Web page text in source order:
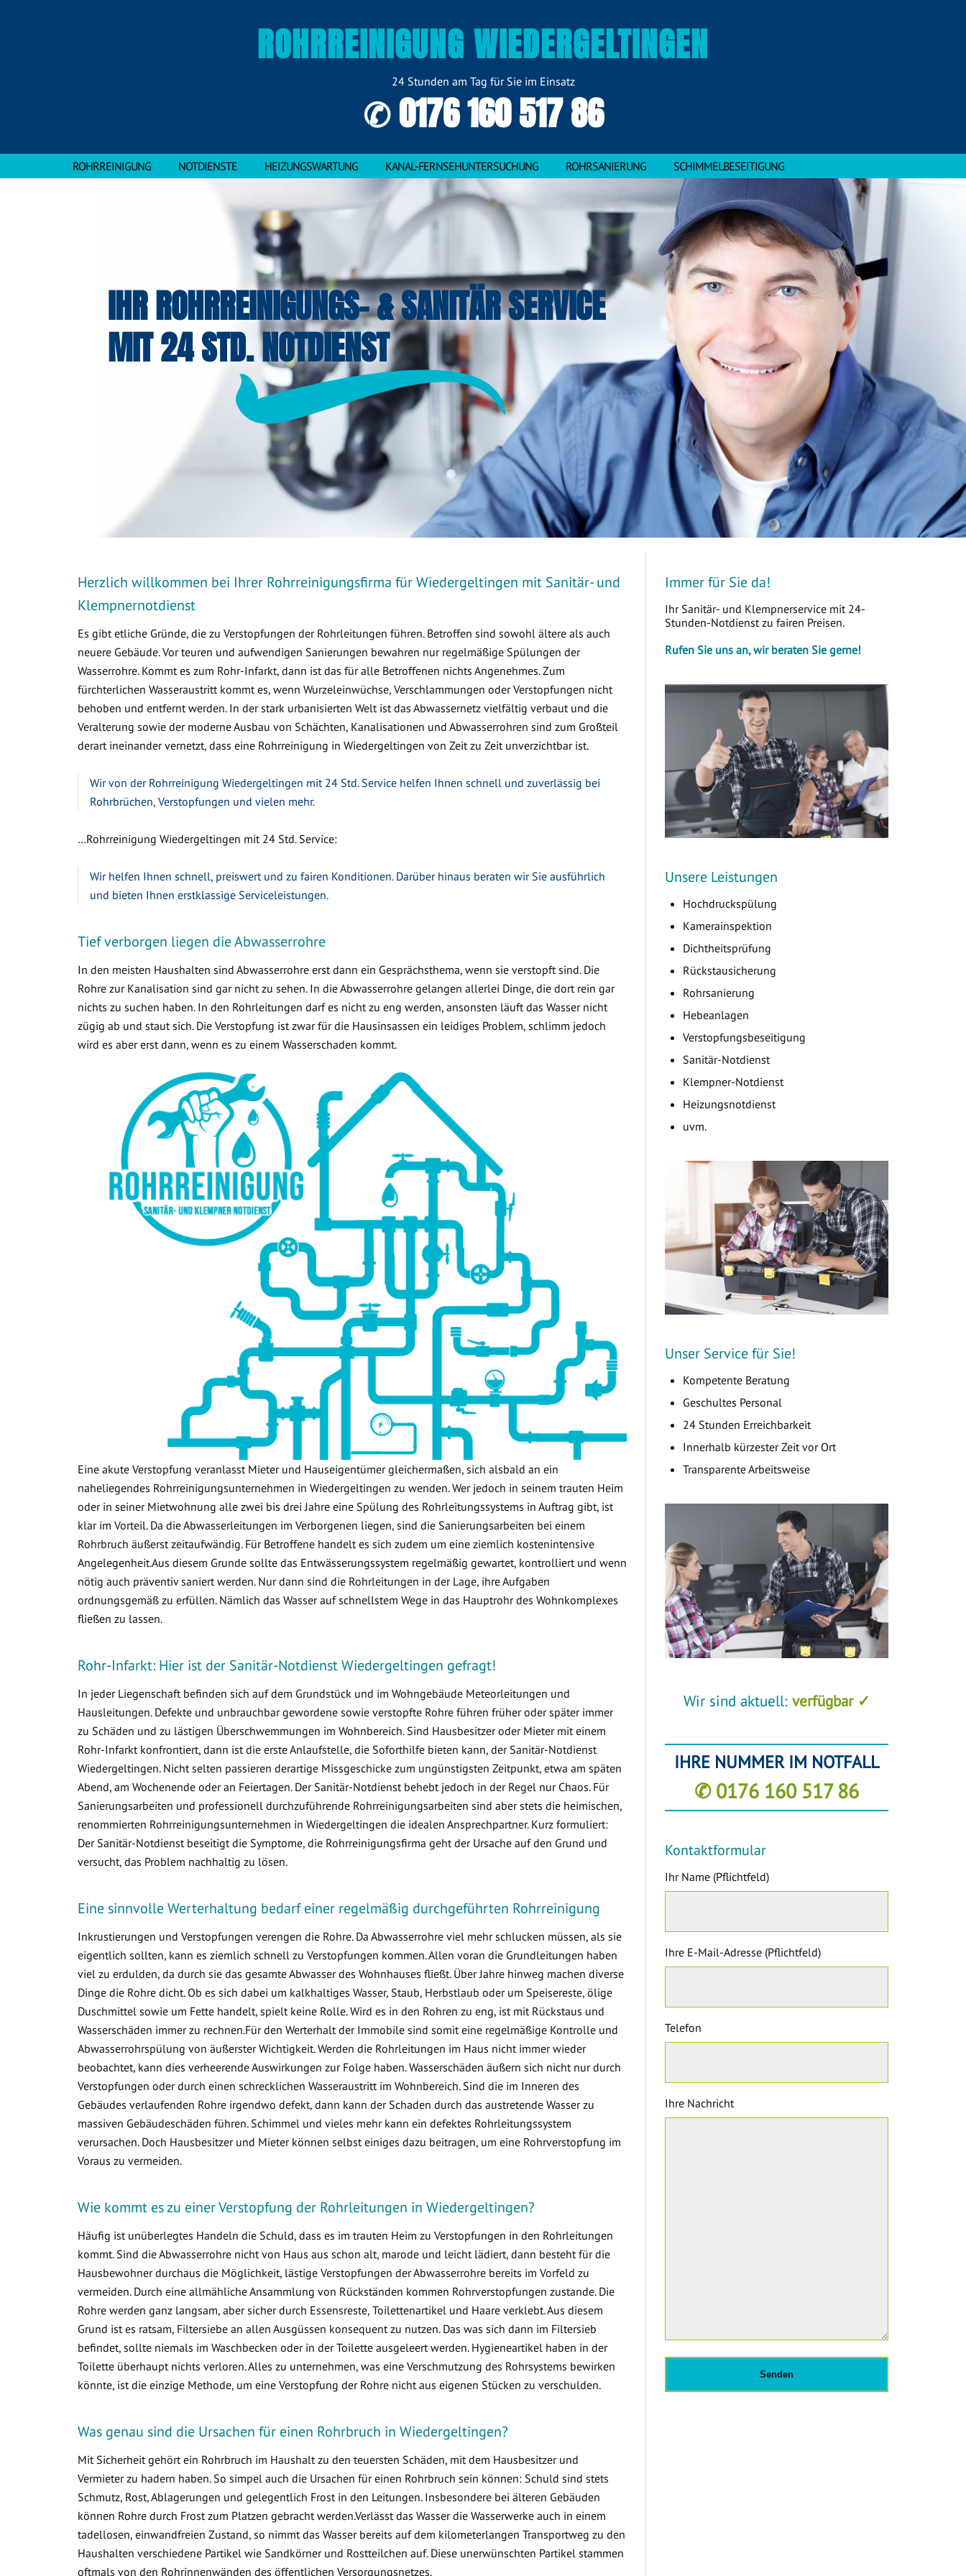
ROHRREINIGUNG WIEDERGELTINGEN
24 Stunden am Tag für Sie im Einsatz
✆ 0176 160 517 86
ROHRREINIGUNG NOTDIENSTE HEIZUNGSWARTUNG KANAL-FERNSEHUNTERSUCHUNG ROHRSANIERUNG SCHIMMELBESEITIGUNG
IHR ROHRREINIGUNGS- & SANITÄR SERVICE
MIT 24 STD. NOTDIENST
Herzlich willkommen bei Ihrer Rohrreinigungsfirma für Wiedergeltingen mit Sanitär- und
Klempnernotdienst
Es gibt etliche Gründe, die zu Verstopfungen der Rohrleitungen führen. Betroffen sind sowohl ältere als auch
neuere Gebäude. Vor teuren und aufwendigen Sanierungen bewahren nur regelmäßige Spülungen der
Wasserrohre. Kommt es zum Rohr-Infarkt, dann ist das für alle Betroffenen nichts Angenehmes. Zum
fürchterlichen Wasseraustritt kommt es, wenn Wurzeleinwüchse, Verschlammungen oder Verstopfungen nicht
behoben und entfernt werden. In der stark urbanisierten Welt ist das Abwassernetz vielfältig verbaut und die
Veralterung sowie der moderne Ausbau von Schächten, Kanalisationen und Abwasserrohren sind zum Großteil
derart ineinander vernetzt, dass eine Rohrreinigung in Wiedergeltingen von Zeit zu Zeit unverzichtbar ist.
Wir von der Rohrreinigung Wiedergeltingen mit 24 Std. Service helfen Ihnen schnell und zuverlässig bei
Rohrbrüchen, Verstopfungen und vielen mehr.
…Rohrreinigung Wiedergeltingen mit 24 Std. Service:
Wir helfen Ihnen schnell, preiswert und zu fairen Konditionen. Darüber hinaus beraten wir Sie ausführlich
und bieten Ihnen erstklassige Serviceleistungen.
Tief verborgen liegen die Abwasserrohre
In den meisten Haushalten sind Abwasserrohre erst dann ein Gesprächsthema, wenn sie verstopft sind. Die
Rohre zur Kanalisation sind gar nicht zu sehen. In die Abwasserrohre gelangen allerlei Dinge, die dort rein gar
nichts zu suchen haben. In den Rohrleitungen darf es nicht zu eng werden, ansonsten läuft das Wasser nicht
zügig ab und staut sich. Die Verstopfung ist zwar für die Hausinsassen ein leidiges Problem, schlimm jedoch
wird es aber erst dann, wenn es zu einem Wasserschaden kommt.
Eine akute Verstopfung veranlasst Mieter und Hauseigentümer gleichermaßen, sich alsbald an ein
naheliegendes Rohrreinigungsunternehmen in Wiedergeltingen zu wenden. Wer jedoch in seinem trauten Heim
oder in seiner Mietwohnung alle zwei bis drei Jahre eine Spülung des Rohrleitungssystems in Auftrag gibt, ist
klar im Vorteil. Da die Abwasserleitungen im Verborgenen liegen, sind die Sanierungsarbeiten bei einem
Rohrbruch äußerst zeitaufwändig. Für Betroffene handelt es sich zudem um eine ziemlich kostenintensive
Angelegenheit.Aus diesem Grunde sollte das Entwässerungssystem regelmäßig gewartet, kontrolliert und wenn
nötig auch präventiv saniert werden. Nur dann sind die Rohrleitungen in der Lage, ihre Aufgaben
ordnungsgemäß zu erfüllen. Nämlich das Wasser auf schnellstem Wege in das Hauptrohr des Wohnkomplexes
fließen zu lassen.
Rohr-Infarkt: Hier ist der Sanitär-Notdienst Wiedergeltingen gefragt!
In jeder Liegenschaft befinden sich auf dem Grundstück und im Wohngebäude Meteorleitungen und
Hausleitungen. Defekte und unbrauchbar gewordene sowie verstopfte Rohre führen früher oder später immer
zu Schäden und zu lästigen Überschwemmungen im Wohnbereich. Sind Hausbesitzer oder Mieter mit einem
Rohr-Infarkt konfrontiert, dann ist die erste Anlaufstelle, die Soforthilfe bieten kann, der Sanitär-Notdienst
Wiedergeltingen. Nicht selten passieren derartige Missgeschicke zum ungünstigsten Zeitpunkt, etwa am späten
Abend, am Wochenende oder an Feiertagen. Der Sanitär-Notdienst behebt jedoch in der Regel nur Chaos. Für
Sanierungsarbeiten und professionell durchzuführende Rohrreinigungsarbeiten sind aber stets die heimischen,
renommierten Rohrreinigungsunternehmen in Wiedergeltingen die idealen Ansprechpartner. Kurz formuliert:
Der Sanitär-Notdienst beseitigt die Symptome, die Rohrreinigungsfirma geht der Ursache auf den Grund und
versucht, das Problem nachhaltig zu lösen.
Eine sinnvolle Werterhaltung bedarf einer regelmäßig durchgeführten Rohrreinigung
Inkrustierungen und Verstopfungen verengen die Rohre. Da Abwasserrohre viel mehr schlucken müssen, als sie
eigentlich sollten, kann es ziemlich schnell zu Verstopfungen kommen. Allen voran die Grundleitungen haben
viel zu erdulden, da durch sie das gesamte Abwasser des Wohnhauses fließt. Über Jahre hinweg machen diverse
Dinge die Rohre dicht. Ob es sich dabei um kalkhaltiges Wasser, Staub, Herbstlaub oder um Speisereste, ölige
Duschmittel sowie um Fette handelt, spielt keine Rolle. Wird es in den Rohren zu eng, ist mit Rückstaus und
Wasserschäden immer zu rechnen.Für den Werterhalt der Immobile sind somit eine regelmäßige Kontrolle und
Abwasserrohrspülung von äußerster Wichtigkeit. Werden die Rohrleitungen im Haus nicht immer wieder
beobachtet, kann dies verheerende Auswirkungen zur Folge haben. Wasserschäden äußern sich nicht nur durch
Verstopfungen oder durch einen schrecklichen Wasseraustritt im Wohnbereich. Sind die im Inneren des
Gebäudes verlaufenden Rohre irgendwo defekt, dann kann der Schaden durch das austretende Wasser zu
massiven Gebäudeschäden führen. Schimmel und vieles mehr kann ein defektes Rohrleitungssystem
verursachen. Doch Hausbesitzer und Mieter können selbst einiges dazu beitragen, um eine Rohrverstopfung im
Voraus zu vermeiden.
Wie kommt es zu einer Verstopfung der Rohrleitungen in Wiedergeltingen?
Häufig ist unüberlegtes Handeln die Schuld, dass es im trauten Heim zu Verstopfungen in den Rohrleitungen
kommt. Sind die Abwasserrohre nicht von Haus aus schon alt, marode und leicht lädiert, dann besteht für die
Hausbewohner durchaus die Möglichkeit, lästige Verstopfungen der Abwasserrohre bereits im Vorfeld zu
vermeiden. Durch eine allmähliche Ansammlung von Rückständen kommen Rohrverstopfungen zustande. Die
Rohre werden ganz langsam, aber sicher durch Essensreste, Toilettenartikel und Haare verklebt. Aus diesem
Grund ist es ratsam, Filtersiebe an allen Ausgüssen konsequent zu nutzen. Das was sich dann im Filtersieb
befindet, sollte niemals im Waschbecken oder in der Toilette ausgeleert werden. Hygieneartikel haben in der
Toilette überhaupt nichts verloren. Alles zu unternehmen, was eine Verschmutzung des Rohrsystems bewirken
könnte, ist die einzige Methode, um eine Verstopfung der Rohre nicht aus eigenen Stücken zu verschulden.
Was genau sind die Ursachen für einen Rohrbruch in Wiedergeltingen?
Mit Sicherheit gehört ein Rohrbruch im Haushalt zu den teuersten Schäden, mit dem Hausbesitzer und
Vermieter zu hadern haben. So simpel auch die Ursachen für einen Rohrbruch sein können: Schuld sind stets
Schmutz, Rost, Ablagerungen und gelegentlich Frost in den Leitungen. Insbesondere bei älteren Gebäuden
können Rohre durch Frost zum Platzen gebracht werden.Verlässt das Wasser die Wasserwerke auch in einem
tadellosen, einwandfreien Zustand, so nimmt das Wasser bereits auf dem kilometerlangen Transportweg zu den
Haushalten verschiedene Partikel wie Sandkörner und Rostteilchen auf. Diese unerwünschten Partikel stammen
oftmals von den Rohrinnenwänden des öffentlichen Versorgungsnetzes.
Immer für Sie da!
Ihr Sanitär- und Klempnerservice mit 24-
Stunden-Notdienst zu fairen Preisen.
Rufen Sie uns an, wir beraten Sie gerne!
Unsere Leistungen
Hochdruckspülung
Kamerainspektion
Dichtheitsprüfung
Rückstausicherung
Rohrsanierung
Hebeanlagen
Verstopfungsbeseitigung
Sanitär-Notdienst
Klempner-Notdienst
Heizungsnotdienst
uvm.
Unser Service für Sie!
Kompetente Beratung
Geschultes Personal
24 Stunden Erreichbarkeit
Innerhalb kürzester Zeit vor Ort
Transparente Arbeitsweise
Wir sind aktuell: verfügbar ✓
IHRE NUMMER IM NOTFALL
✆ 0176 160 517 86
Kontaktformular
Ihr Name (Pflichtfeld)
Ihre E-Mail-Adresse (Pflichtfeld)
Telefon
Ihre Nachricht